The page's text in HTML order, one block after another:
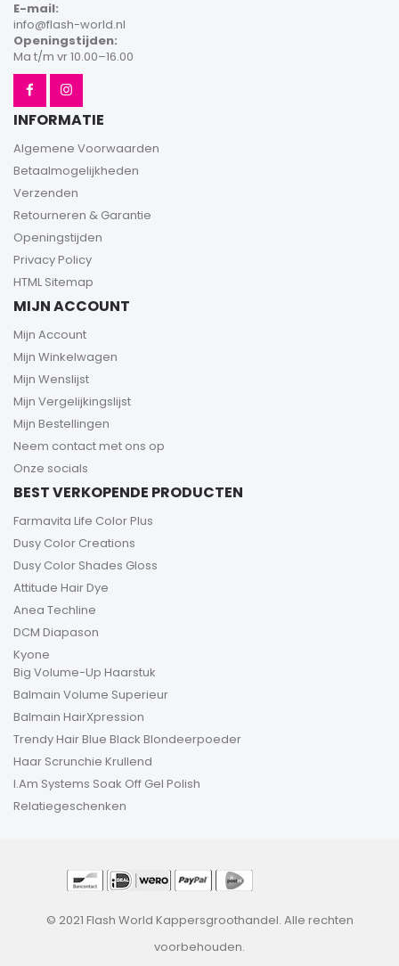
E-mail:
info@flash-world.nl
Openingstijden:
Ma t/m vr 10.00–16.00
INFORMATIE
Algemene Voorwaarden
Betaalmogelijkheden
Verzenden
Retourneren & Garantie
Openingstijden
Privacy Policy
HTML Sitemap
MIJN ACCOUNT
Mijn Account
Mijn Winkelwagen
Mijn Wenslijst
Mijn Vergelijkingslijst
Mijn Bestellingen
Neem contact met ons op
Onze socials
BEST VERKOPENDE PRODUCTEN
Farmavita Life Color Plus
Dusy Color Creations
Dusy Color Shades Gloss
Attitude Hair Dye
Anea Techline
DCM Diapason
Kyone
Big Volume-Up Haarstuk
Balmain Volume Superieur
Balmain HairXpression
Trendy Hair Blue Black Blondeerpoeder
Haar Scrunchie Krullend
I.Am Systems Soak Off Gel Polish
Relatiegeschenken
© 2021 Flash World Kappersgroothandel. Alle rechten
voorbehouden.